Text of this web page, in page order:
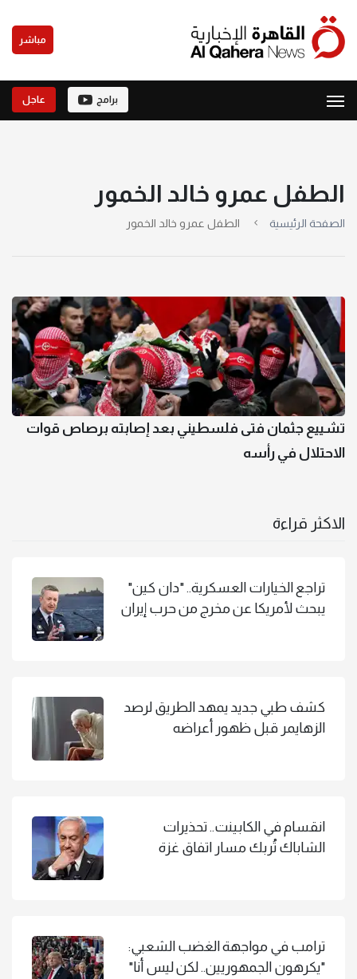
مباشر
برامج عاجل
الطفل عمرو خالد الخمور
الصفحة الرئيسية الطفل عمرو خالد الخمور
تشييع جثمان فتى فلسطيني بعد إصابته برصاص قوات
الاحتلال في رأسه
الاكثر قراءة
تراجع الخيارات العسكرية.. "دان كين"
يبحث لأمريكا عن مخرج من حرب إيران
كشف طبي جديد يمهد الطريق لرصد
الزهايمر قبل ظهور أعراضه
انقسام في الكابينت.. تحذيرات
الشاباك تُربك مسار اتفاق غزة
ترامب في مواجهة الغضب الشعبي:
"يكرهون الجمهوريين.. لكن ليس أنا"